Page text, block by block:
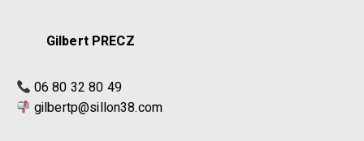
Gilbert PRECZ
06 80 32 80 49
gilbertp@sillon38.com